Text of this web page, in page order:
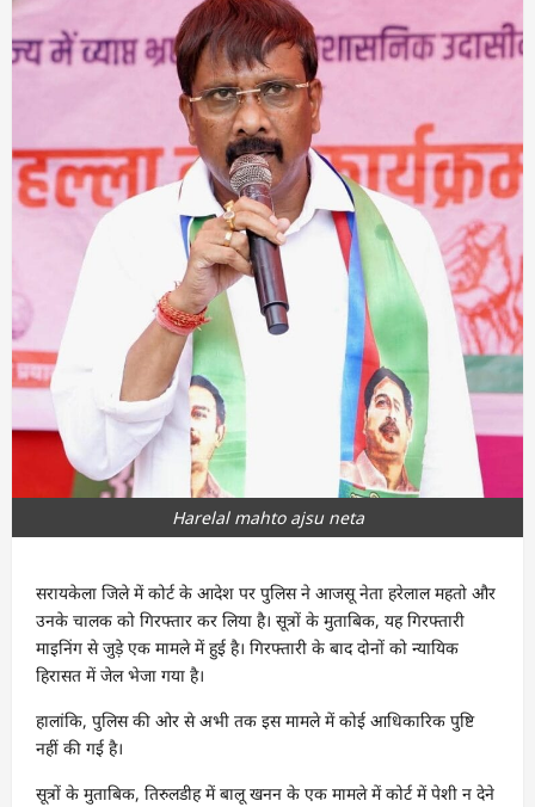
Harelal mahto ajsu neta
सरायकेला जिले में कोर्ट के आदेश पर पुलिस ने आजसू नेता हरेलाल महतो और
उनके चालक को गिरफ्तार कर लिया है। सूत्रों के मुताबिक, यह गिरफ्तारी
माइनिंग से जुड़े एक मामले में हुई है। गिरफ्तारी के बाद दोनों को न्यायिक
हिरासत में जेल भेजा गया है।
हालांकि, पुलिस की ओर से अभी तक इस मामले में कोई आधिकारिक पुष्टि
नहीं की गई है।
सूत्रों के मुताबिक, तिरुलडीह में बालू खनन के एक मामले में कोर्ट में पेशी न देने